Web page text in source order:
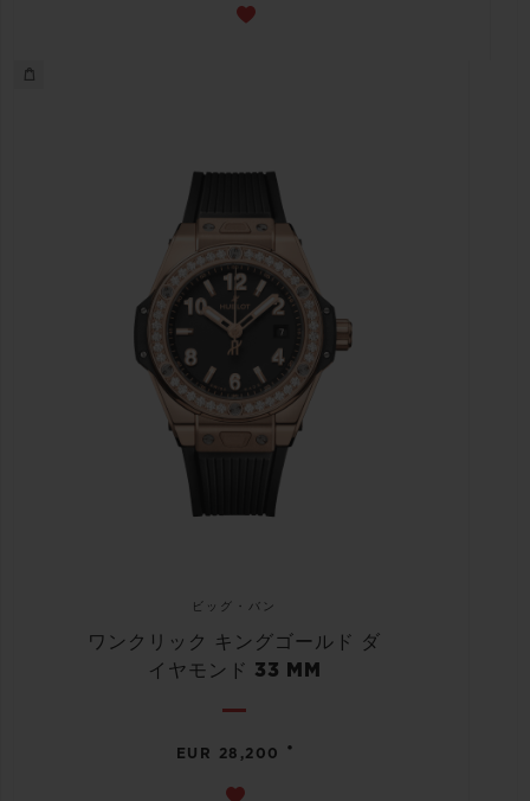
ビッグ・バン
ワンクリック キングゴールド ダ
イヤモンド 33 MM
EUR 28,200 •